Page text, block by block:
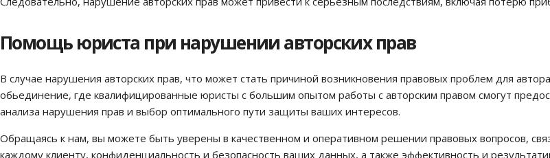
Помощь юриста при нарушении авторских прав
В случае нарушения авторских прав, что может стать причиной возникновения правовых проблем для
обьединение, где квалифицированные юристы с большим опытом работы с авторским правом смогут
анализа нарушения прав и выбор оптимального пути защиты ваших интересов.
Обращаясь к нам, вы можете быть уверены в качественном и оперативном решении правовых вопросов,
каждому клиенту, конфиденциальность и безопасность ваших данных, а также эффективность и